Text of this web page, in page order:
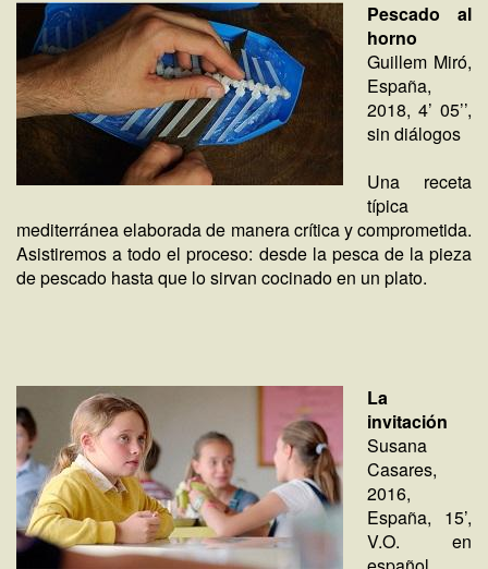
Pescado al
horno
Guillem Miró,
España,
2018, 4’ 05’’,
sin diálogos
Una receta
típica
mediterránea elaborada de manera crítica y comprometida.
Asistiremos a todo el proceso: desde la pesca de la pieza
de pescado hasta que lo sirvan cocinado en un plato.
La
invitación
Susana
Casares,
2016,
España, 15’,
V.O. en